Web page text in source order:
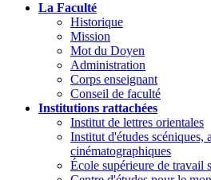
La Faculté
Historique
Mission
Mot du Doyen
Administration
Corps enseignant
Conseil de faculté
Institutions rattachées
Institut de lettres orientales
Institut d'études scéniques,
cinématographiques
École supérieure de travail